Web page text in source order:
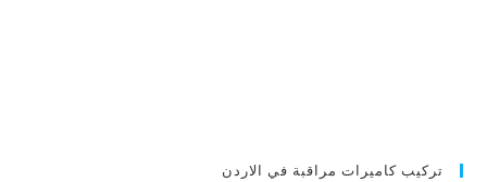
تركيب كاميرات مراقبة في الاردن